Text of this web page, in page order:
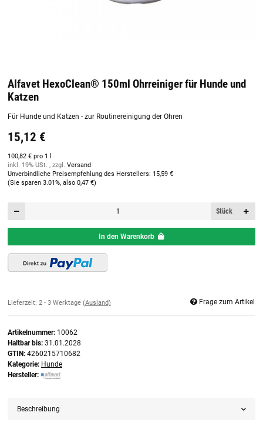
Alfavet HexoClean® 150ml Ohrreiniger für Hunde und
Katzen
Für Hunde und Katzen - zur Routinereinigung der Ohren
15,12 €
100,82 € pro 1 l
inkl. 19% USt. , zzgl. Versand
Unverbindliche Preisempfehlung des Herstellers: 15,59 €
(Sie sparen 3.01%, also 0,47 €)
Stück
In den Warenkorb
Lieferzeit: 2 - 3 Werktage (Ausland) Frage zum Artikel
Artikelnummer: 10062
Haltbar bis: 31.01.2028
GTIN: 4260215710682
Kategorie: Hunde
Hersteller:
Beschreibung